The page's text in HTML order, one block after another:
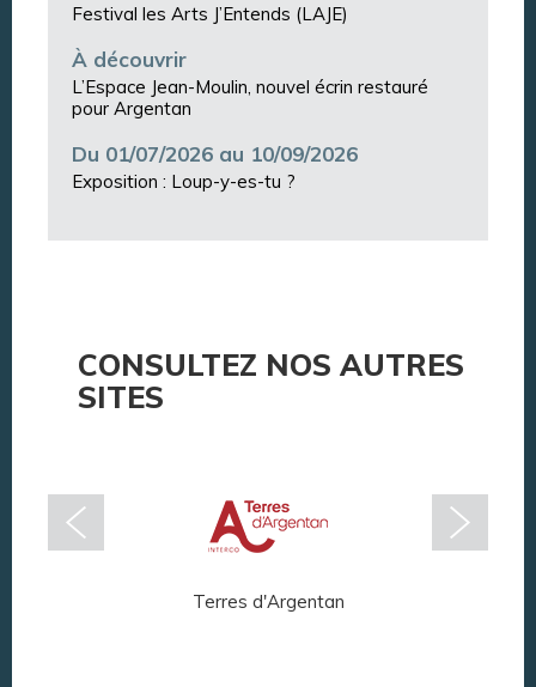
Festival les Arts J’Entends (LAJE)
À découvrir
L’Espace Jean-Moulin, nouvel écrin restauré
pour Argentan
Du 01/07/2026 au 10/09/2026
Exposition : Loup-y-es-tu ?
CONSULTEZ NOS AUTRES
SITES
Terres d'Argentan